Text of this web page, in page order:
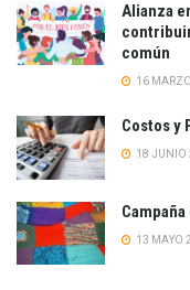
Alianza
común
16
Costos y
18 JUNIO
13 MAYO